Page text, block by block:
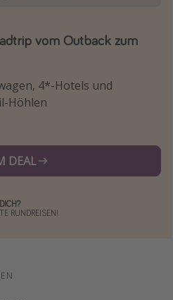
vom Outback zum
4*-Hotels und
Höhlen
DEAL
RUNDREISEN!